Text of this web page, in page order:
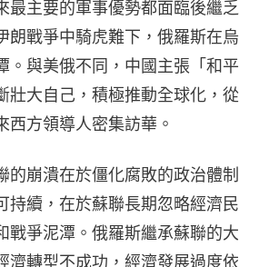
最主要的軍事優勢都面臨後繼乏
朗戰爭中騎虎難下，俄羅斯在烏
。與美俄不同，中國主張「和平
壯大自己，積極推動全球化，從
西方領導人密集訪華。
的崩潰在於僵化腐敗的政治體制
持續，在於蘇聯長期忽略經濟民
戰爭泥潭。俄羅斯繼承蘇聯的大
濟轉型不成功，經濟發展過度依